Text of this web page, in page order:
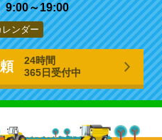
9:00～19:00
ンダー
24時間
365日受付中